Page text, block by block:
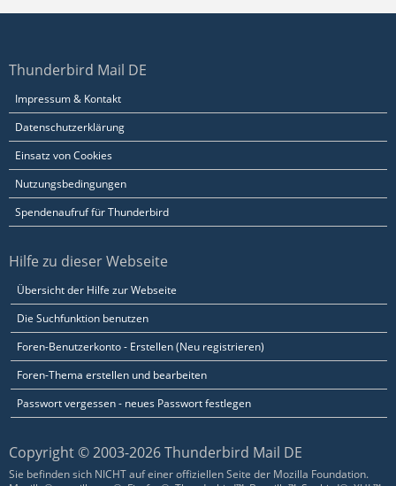
Thunderbird Mail DE
Impressum & Kontakt
Datenschutzerklärung
Einsatz von Cookies
Nutzungsbedingungen
Spendenaufruf für Thunderbird
Hilfe zu dieser Webseite
Übersicht der Hilfe zur Webseite
Die Suchfunktion benutzen
Foren-Benutzerkonto - Erstellen (Neu registrieren)
Foren-Thema erstellen und bearbeiten
Passwort vergessen - neues Passwort festlegen
Copyright © 2003-2026 Thunderbird Mail DE
Sie befinden sich NICHT auf einer offiziellen Seite der Mozilla Foundation.